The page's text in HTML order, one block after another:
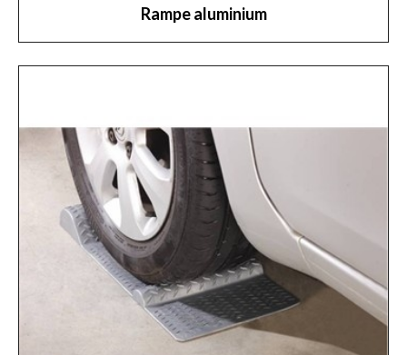
Rampe aluminium